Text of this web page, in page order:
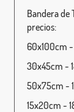
Bandera de
precios:
60x100cm -
30x45cm -
50x75cm -
15x20cm -